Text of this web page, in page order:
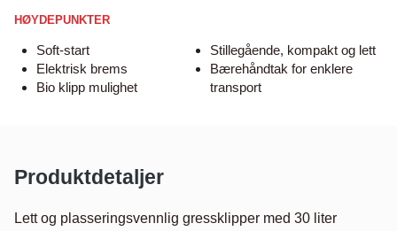
HØYDEPUNKTER
Soft-start
Elektrisk brems
Bio klipp mulighet
Stillegående, kompakt og lett
Bærehåndtak for enklere
transport
Produktdetaljer
Lett og plasseringsvennlig gressklipper med 30 liter